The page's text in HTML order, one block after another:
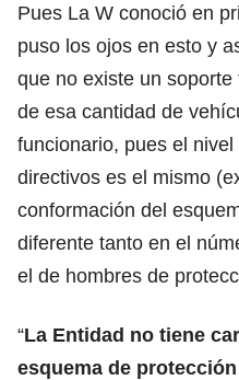
Pues La W conoció en
puso los ojos en esto y
que no existe un
de esa cantidad de
funcionario, pues el
directivos es el mismo
conformación del
diferente tanto en el
el de hombres de
“La Entidad no tiene
esquema de